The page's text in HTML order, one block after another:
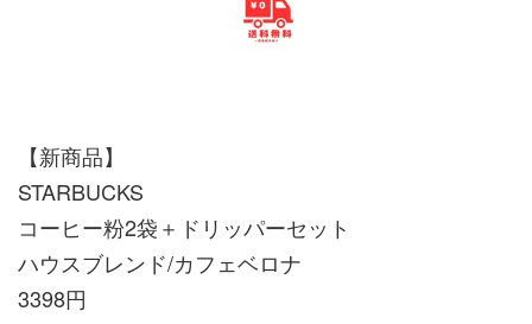
【新商品】
STARBUCKS
コーヒー粉2袋＋ドリッパーセット
ハウスブレンド/カフェベロナ
3398円